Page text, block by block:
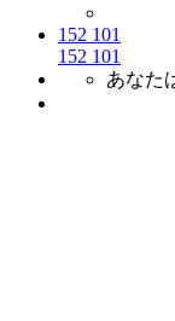
152 101
152 101
あなた